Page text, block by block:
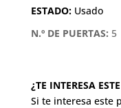
ESTADO: Usado
N.º DE PUERTAS: 5
¿TE INTERESA
Si te interesa este